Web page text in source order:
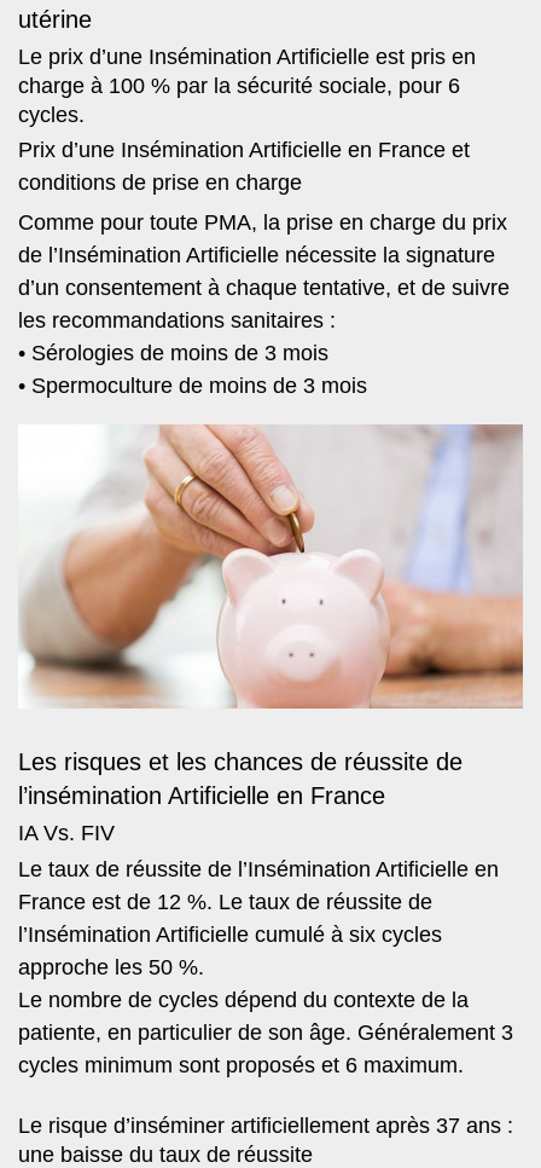
utérine
Le prix d’une Insémination Artificielle est pris en
charge à 100 % par la sécurité sociale, pour 6
cycles.
Prix d’une Insémination Artificielle en France et
conditions de prise en charge
Comme pour toute PMA, la prise en charge du prix
de l’Insémination Artificielle nécessite la signature
d’un consentement à chaque tentative, et de suivre
les recommandations sanitaires :
• Sérologies de moins de 3 mois
• Spermoculture de moins de 3 mois
Les risques et les chances de réussite de
l’insémination Artificielle en France
IA Vs. FIV
Le taux de réussite de l’Insémination Artificielle en
France est de 12 %. Le taux de réussite de
l’Insémination Artificielle cumulé à six cycles
approche les 50 %.
Le nombre de cycles dépend du contexte de la
patiente, en particulier de son âge. Généralement 3
cycles minimum sont proposés et 6 maximum.
Le risque d’inséminer artificiellement après 37 ans :
une baisse du taux de réussite